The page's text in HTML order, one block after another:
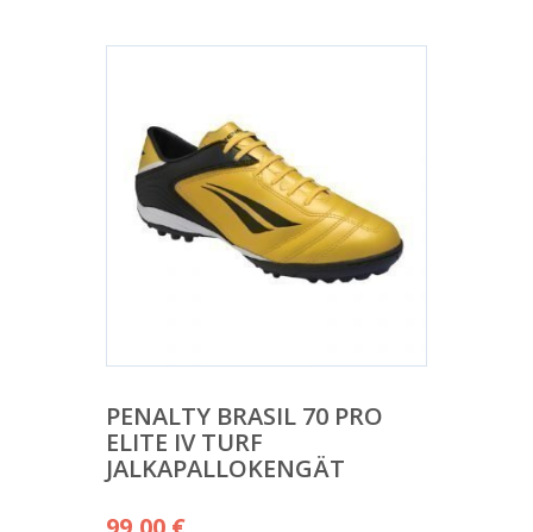
PENALTY BRASIL 70 PRO
ELITE IV TURF
JALKAPALLOKENGÄT